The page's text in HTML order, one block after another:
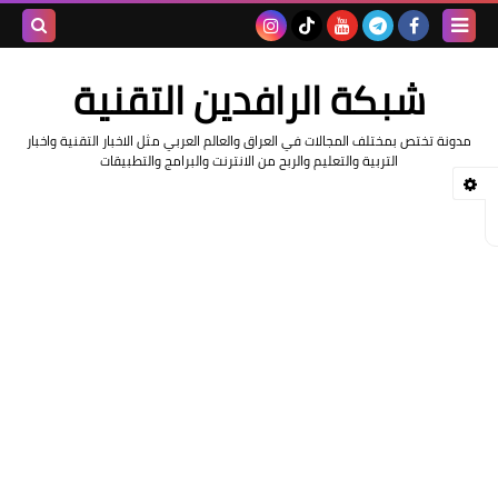
شبكة الرافدين التقنية
مدونة تختص بمختلف المجالات في العراق والعالم العربي مثل الاخبار التقنية واخبار
التربية والتعليم والربح من الانترنت والبرامج والتطبيقات